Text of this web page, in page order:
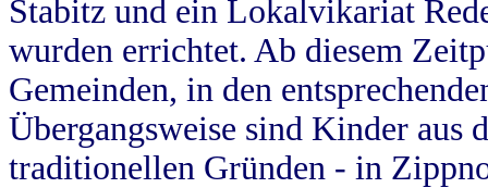
Stabitz und ein Lokalvikariat
wurden errichtet. Ab diesem
Gemeinden, in den
Übergangsweise sind Kinder aus
traditionellen Gründen - in